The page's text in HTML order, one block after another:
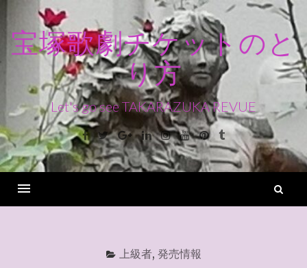
ン
ス
キ
ッ
宝塚歌劇チケットのと
り方
Let's go see TAKARAZUKA REVUE
Facebook
TwitterGoogle+LinkedinInstagram
YoutubePinterest
Tumblr
上級者, 発売情報